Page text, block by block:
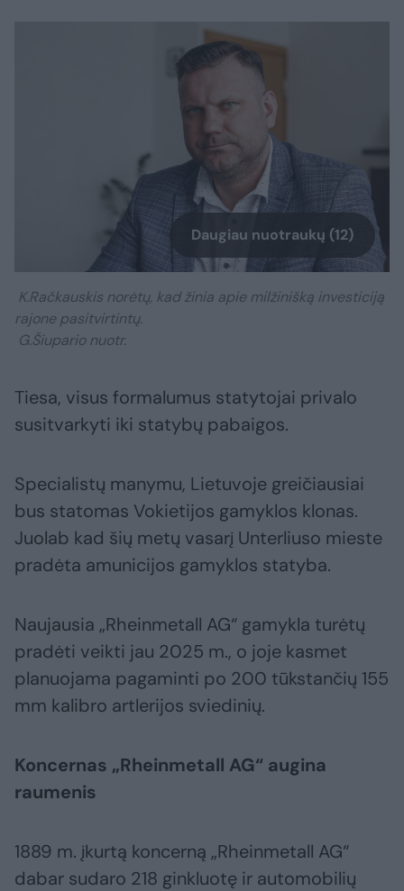
Daugiau nuotraukų (12)
K.Račkauskis norėtų, kad žinia apie milžinišką investiciją
rajone pasitvirtintų.
G.Šiupario nuotr.
Tiesa, visus formalumus statytojai privalo
susitvarkyti iki statybų pabaigos.
Specialistų manymu, Lietuvoje greičiausiai
bus statomas Vokietijos gamyklos klonas.
Juolab kad šių metų vasarį Unterliuso mieste
pradėta amunicijos gamyklos statyba.
Naujausia „Rheinmetall AG“ gamykla turėtų
pradėti veikti jau 2025 m., o joje kasmet
planuojama pagaminti po 200 tūkstančių 155
mm kalibro artlerijos sviedinių.
Koncernas „Rheinmetall AG“ augina
raumenis
1889 m. įkurtą koncerną „Rheinmetall AG“
dabar sudaro 218 ginkluotę ir automobilių